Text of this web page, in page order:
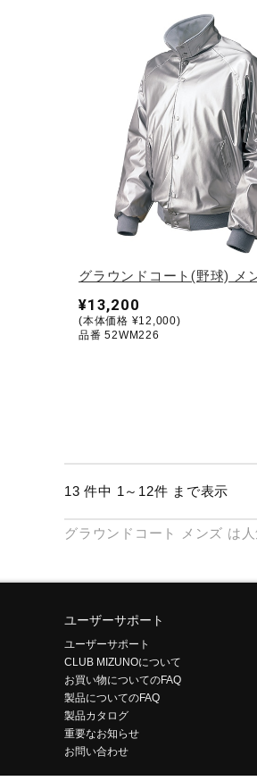
グラウンドコート(野球) メ
¥13,200
(本体価格 ¥12,000)
品番 52WM226
13 件中 1～12件 まで表示
グラウンドコート メンズ は
ユーザーサポート
ユーザーサポート
CLUB MIZUNOについて
お買い物についてのFAQ
製品についてのFAQ
製品カタログ
重要なお知らせ
お問い合わせ